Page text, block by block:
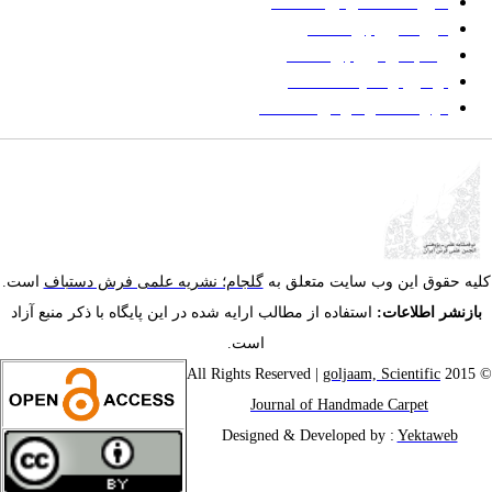
فرایند ارزیابی مقاله
زمانبندی ارزیابی مقاله
توضیح وضعیت مقالات
فهرست موضوعی مقاله‌ها
حقوق این وب سایت متعلق بهگلجام؛ نشریه علمی فرش دستبافاست.
اطلاعات:استفاده از مطالب ارایه شده در این پایگاه با ذکر منبع آزاد
است.
©
goljaam, Scientific
Journal of Handmade Carpet
Designed & Developed by :Yektaweb